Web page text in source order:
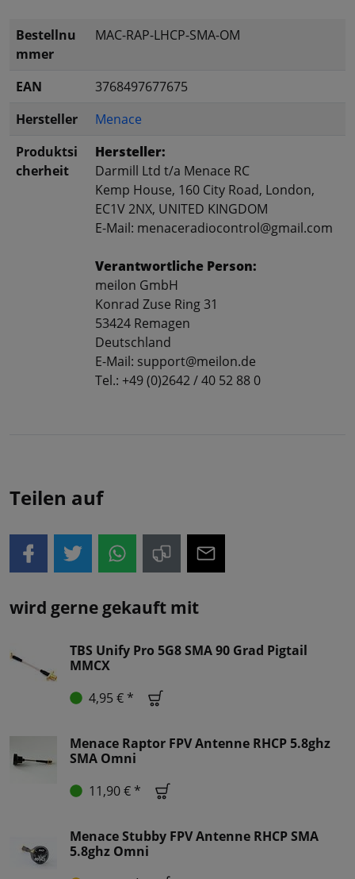
Bestellnu
mmer
MAC-RAP-LHCP-SMA-OM
EAN
3768497677675
Hersteller
Menace
Produktsi
cherheit
Hersteller:
Darmill Ltd t/a Menace RC
Kemp House, 160 City Road, London,
EC1V 2NX, UNITED KINGDOM
E-Mail: menaceradiocontrol@gmail.com
Verantwortliche Person:
meilon GmbH
Konrad Zuse Ring 31
53424 Remagen
Deutschland
E-Mail: support@meilon.de
Tel.: +49 (0)2642 / 40 52 88 0
Teilen auf
wird gerne gekauft mit
TBS Unify Pro 5G8 SMA 90 Grad Pigtail
MMCX
4,95 € *
Menace Raptor FPV Antenne RHCP 5.8ghz
SMA Omni
11,90 € *
Menace Stubby FPV Antenne RHCP SMA
5.8ghz Omni